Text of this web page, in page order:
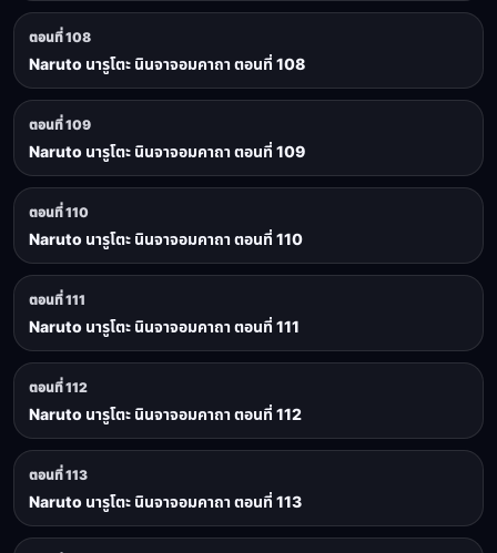
ตอนที่ 108
Naruto นารูโตะ นินจาจอมคาถา ตอนที่ 108
ตอนที่ 109
Naruto นารูโตะ นินจาจอมคาถา ตอนที่ 109
ตอนที่ 110
Naruto นารูโตะ นินจาจอมคาถา ตอนที่ 110
ตอนที่ 111
Naruto นารูโตะ นินจาจอมคาถา ตอนที่ 111
ตอนที่ 112
Naruto นารูโตะ นินจาจอมคาถา ตอนที่ 112
ตอนที่ 113
Naruto นารูโตะ นินจาจอมคาถา ตอนที่ 113